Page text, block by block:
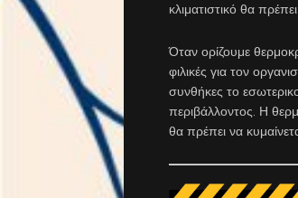
κλιματιστικό θα
Όταν ορίζουμε
φιλικές για τον
συνθήκες το
περιβάλλοντος. Η
θα πρέπει να